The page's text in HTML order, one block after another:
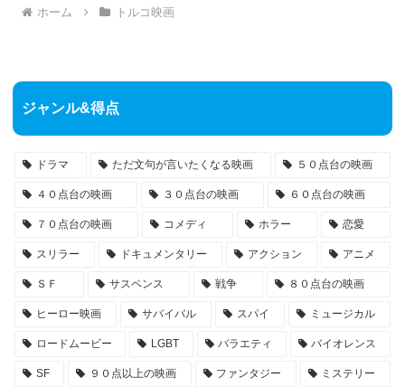
ホーム トルコ映画
ジャンル&得点
ドラマ ただ文句が言いたくなる映画 ５０点台の映画
４０点台の映画 ３０点台の映画 ６０点台の映画
７０点台の映画 コメディ ホラー 恋愛
スリラー ドキュメンタリー アクション アニメ
ＳＦ サスペンス 戦争 ８０点台の映画
ヒーロー映画 サバイバル スパイ ミュージカル
ロードムービー LGBT バラエティ バイオレンス
SF ９０点以上の映画 ファンタジー ミステリー